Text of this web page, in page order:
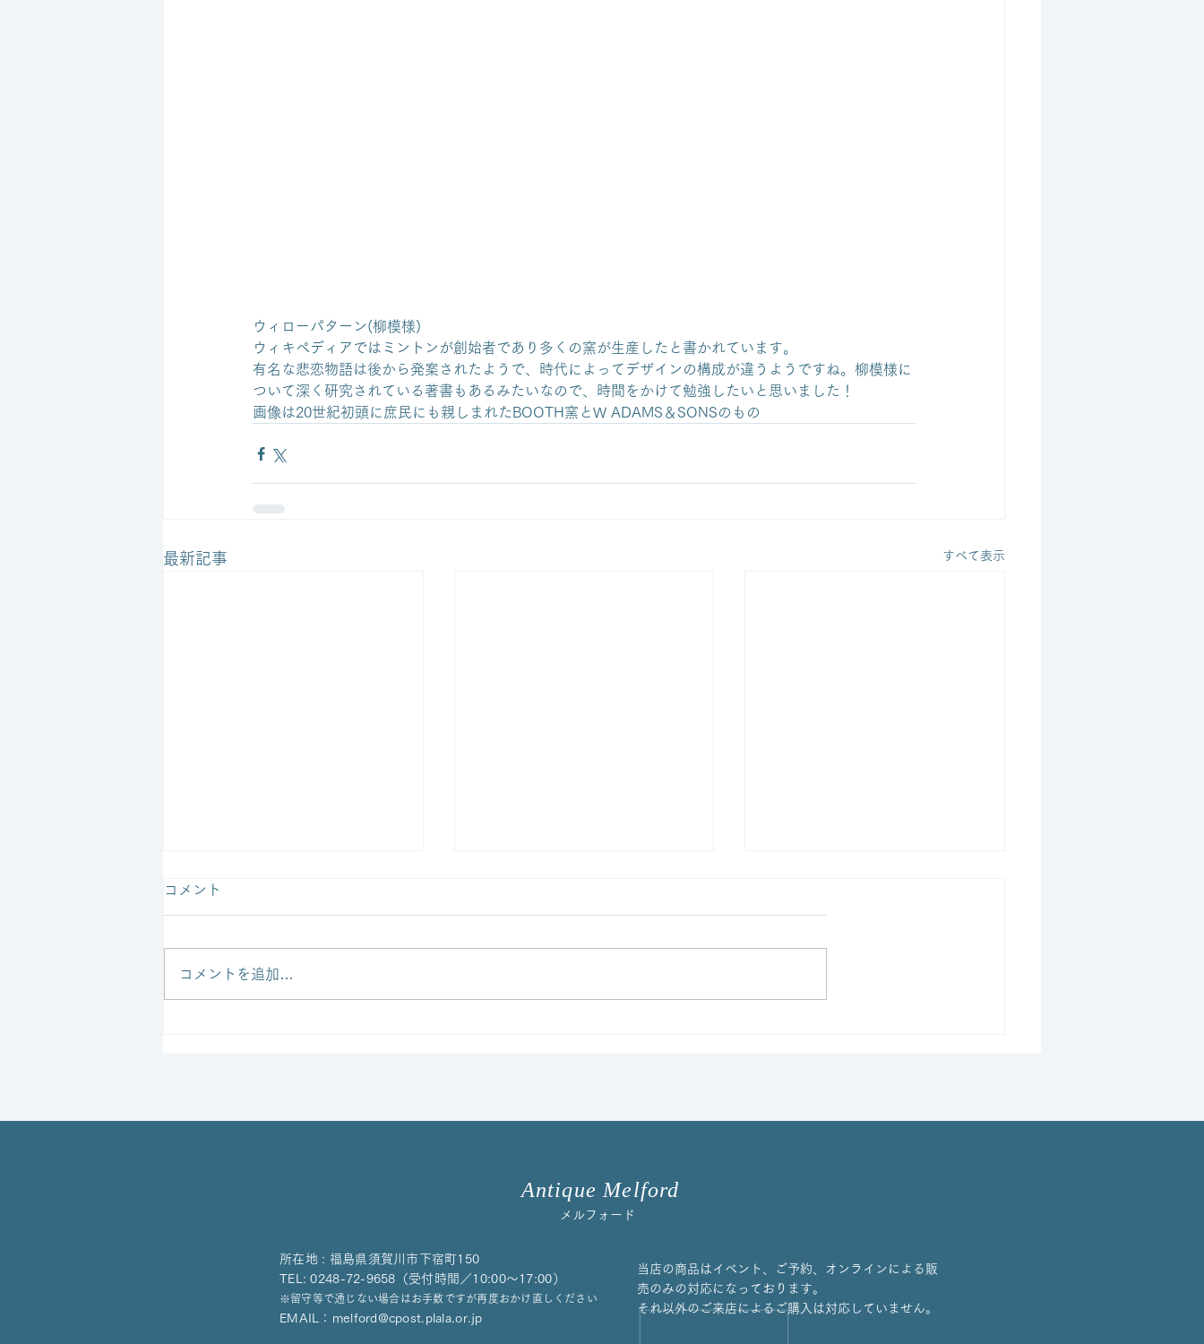
ウィローパターン(柳模様)
ウィキペディアではミントンが創始者であり多くの窯が生産したと書かれています。
有名な悲恋物語は後から発案されたようで、時代によってデザインの構成が違うようですね。柳模様に
ついて深く研究されている著書もあるみたいなので、時間をかけて勉強したいと思いました！
画像は20世紀初頭に庶民にも親しまれたBOOTH窯とW ADAMS＆SONSのもの
最新記事 すべて表示
コメント
コメントを追加…
Antique Melford
メルフォード
所在地 : 福島県須賀川市下宿町150
TEL: 0248-72-9658（受付時間／10:00〜17:00）
※留守等で通じない場合はお手数ですが再度おかけ直しください
EMAIL： melford@cpost.plala.or.jp
当店の商品はイベント、ご予約、オンラインによる販
売のみの対応になっております。
それ以外のご来店によるご購入は対応していません。